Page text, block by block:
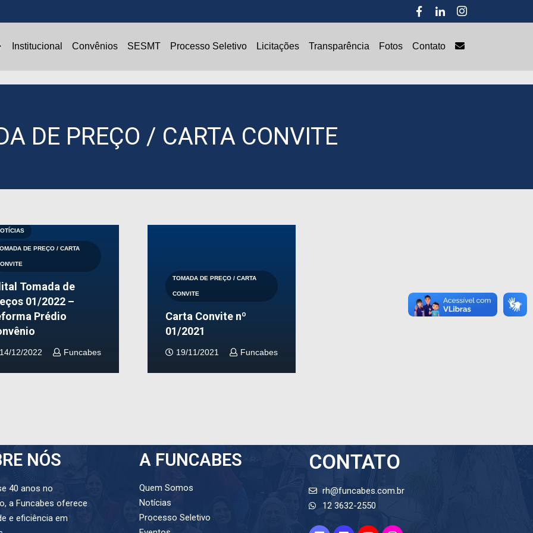
Institucional Convênios SESMT Processo Seletivo Licitações Transparência Fotos Contato
SESMT Processo Seletivo Licitações Transparência
DE PREÇO / CARTA CONVITE
DE PREÇO / CARTA
Tomada de
01/2022 –
Prédio
14/12/2022 Funcabes
TOMADA DE PREÇO / CARTA
CONVITE
Carta Convite nº
01/2021
19/11/2021 Funcabes
NÓS
40 anos no
a Funcabes oferece
e eficiência em
A FUNCABES
Quem Somos
Notícias
Processo Seletivo
CONTATO
rh@funcabes.com.br
12 3632-2550